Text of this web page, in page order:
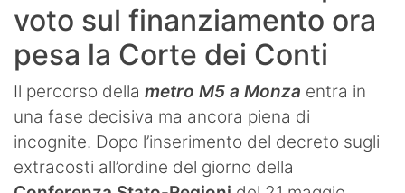
voto sul finanziamento ora
pesa la Corte dei Conti
Il percorso della metro M5 a Monza entra in
una fase decisiva ma ancora piena di
incognite. Dopo l’inserimento del decreto sugli
extracosti all’ordine del giorno della